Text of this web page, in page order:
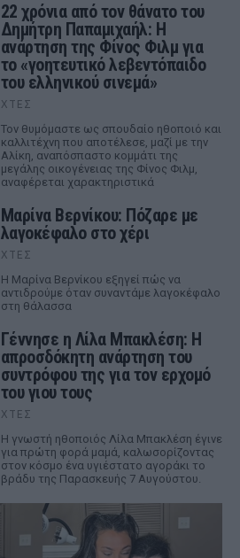
22 χρόνια από τον θάνατο του
Δημήτρη Παπαμιχαήλ: Η
ανάρτηση της Φίνος Φιλμ για
το «γοητευτικό λεβεντόπαιδο
του ελληνικού σινεμά»
ΧΤΕΣ
Τον θυμόμαστε ως σπουδαίο ηθοποιό και
καλλιτέχνη που αποτέλεσε, μαζί με την
Αλίκη, αναπόσπαστο κομμάτι της
μεγάλης οικογένειας της Φίνος Φιλμ,
αναφέρεται χαρακτηριστικά
Μαρίνα Βερνίκου: Πόζαρε με
λαγοκέφαλο στο χέρι
ΧΤΕΣ
Η Μαρίνα Βερνίκου εξηγεί πώς να
αντιδρούμε όταν συναντάμε λαγοκέφαλο
στη θάλασσα
Γέννησε η Λίλα Μπακλέση: Η
απροσδόκητη ανάρτηση του
συντρόφου της για τον ερχομό
του γιου τους
ΧΤΕΣ
Η γνωστή ηθοποιός Λίλα Μπακλέση έγινε
για πρώτη φορά μαμά, καλωσορίζοντας
στον κόσμο ένα υγιέστατο αγοράκι το
βράδυ της Παρασκευής 7 Αυγούστου.